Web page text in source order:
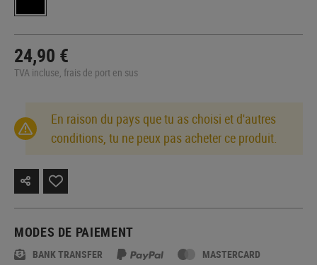
24,90 €
TVA incluse, frais de port en sus
En raison du pays que tu as choisi et d'autres
conditions, tu ne peux pas acheter ce produit.
MODES DE PAIEMENT
BANK TRANSFER MASTERCARD